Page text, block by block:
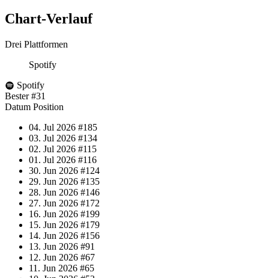
Chart-Verlauf
Drei Plattformen
Spotify
Spotify
Bester #31
Datum Position
04. Jul 2026 #185
03. Jul 2026 #134
02. Jul 2026 #115
01. Jul 2026 #116
30. Jun 2026 #124
29. Jun 2026 #135
28. Jun 2026 #146
27. Jun 2026 #172
16. Jun 2026 #199
15. Jun 2026 #179
14. Jun 2026 #156
13. Jun 2026 #91
12. Jun 2026 #67
11. Jun 2026 #65